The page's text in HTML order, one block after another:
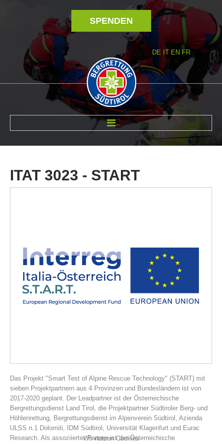
SPENDEN
DE IT EN FR
ITAT 3023 - START
Das Projekt "Smart Test of Alpine Rescue Technology" (START) mit
sieben Projektpartnern aus 4 Provinzen und Bundesländern ist von
2017-2020 geplant. Der Leadpartner ist der Österreichische
Bergrettungsdienst Land Tirol, die Projektpartner Südtiroler Berg- und
Höhlenrettung, Bergrettungsdienst im Alpenverein Südtirol, Azienda
ULSS n.1 Dolomiti, IDM Südtirol, Universität Klagenfurt und Eurac
Research. Als assoziierter Partner ist der Österreichische
Wir nutzen Cookies